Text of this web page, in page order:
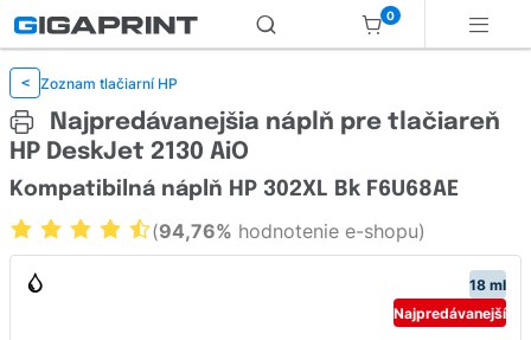
0
< Zoznam tlačiarní HP
Najpredávanejšia náplň pre tlačiareň
HP DeskJet 2130 AiO
18 ml
Najpredávanejší
Kompatibilná náplň HP 302XL Bk F6U68AE
(94,76% hodnotenie e-shopu)